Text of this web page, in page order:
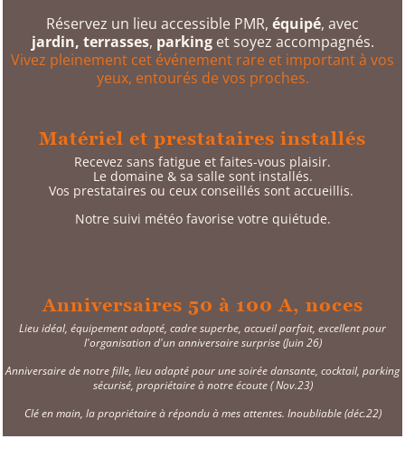
Réservez un lieu accessible PMR, équipé, avec
jardin, terrasses, parkinget soyez accompagnés.
Vivez pleinement cet événement rare et important à vos
yeux, entourés de vos proches.
Matériel et prestataires installés
Recevez sans fatigue et faites-vous plaisir.
Le domaine & sa salle sont installés.
Vos prestataires ou ceux conseillés sont accueillis.
Notre suivi météo favorise votre quiétude.
Anniversaires 50 à 100 A, noces
Lieu idéal, équipement adapté, cadre superbe, accueil parfait, excellent pour
l'organisation d'un anniversaire surprise (Juin 26)
Anniversaire de notre fille, lieu adapté pour une soirée dansante, cocktail, parking
sécurisé, propriétaire à notre écoute ( Nov.23)
Clé en main, la propriétaire à répondu à mes attentes. Inoubliable (déc.22)